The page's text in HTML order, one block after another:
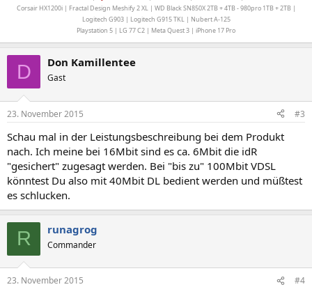
Corsair HX1200i | Fractal Design Meshify 2 XL | WD Black SN850X 2TB + 4TB - 980pro 1TB + 2TB |
Logitech G903 | Logitech G915 TKL | Nubert A-125
Playstation 5 | LG 77 C2 | Meta Quest 3 | iPhone 17 Pro
D Don Kamillentee
Gast
23. November 2015 #3
Schau mal in der Leistungsbeschreibung bei dem Produkt
nach. Ich meine bei 16Mbit sind es ca. 6Mbit die idR
"gesichert" zugesagt werden. Bei "bis zu" 100Mbit VDSL
könntest Du also mit 40Mbit DL bedient werden und müßtest
es schlucken.
R runagrog
Commander
23. November 2015 #4